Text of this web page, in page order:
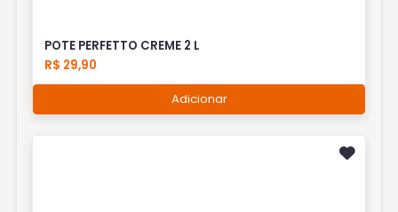
POTE PERFETTO CREME 2 L
R$ 29,90
Adicionar